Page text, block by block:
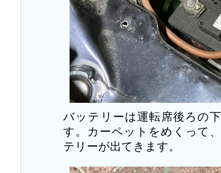
バッテリーは運転席後ろの
す。カーペットをめくって
テリーが出てきます。